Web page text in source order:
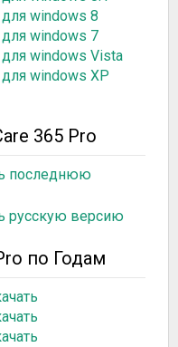
windows 8
для windows 7
для windows Vista
windows XP
365 Pro
последнюю
русскую версию
по Годам